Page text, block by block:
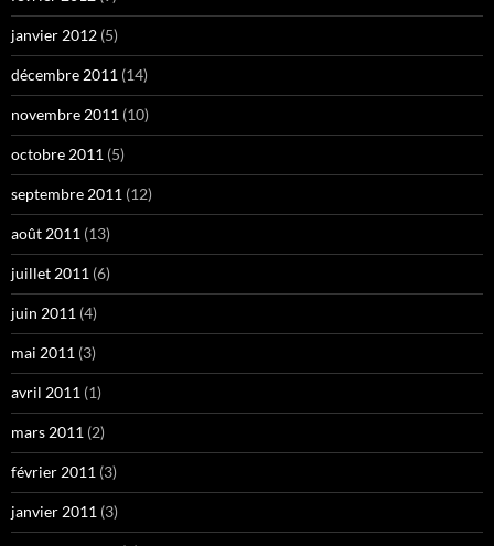
janvier 2012 (5)
décembre 2011 (14)
novembre 2011 (10)
octobre 2011 (5)
septembre 2011 (12)
août 2011 (13)
juillet 2011 (6)
juin 2011 (4)
mai 2011 (3)
avril 2011 (1)
mars 2011 (2)
février 2011 (3)
janvier 2011 (3)